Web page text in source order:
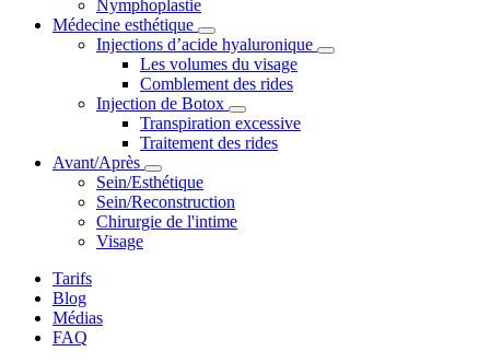
Nymphoplastie
Médecine esthétique
Injections d’acide hyaluronique
Les volumes du visage
Comblement des rides
Injection de Botox
Transpiration excessive
Traitement des rides
Avant/Après
Sein/Esthétique
Sein/Reconstruction
Chirurgie de l'intime
Visage
Tarifs
Blog
Médias
FAQ